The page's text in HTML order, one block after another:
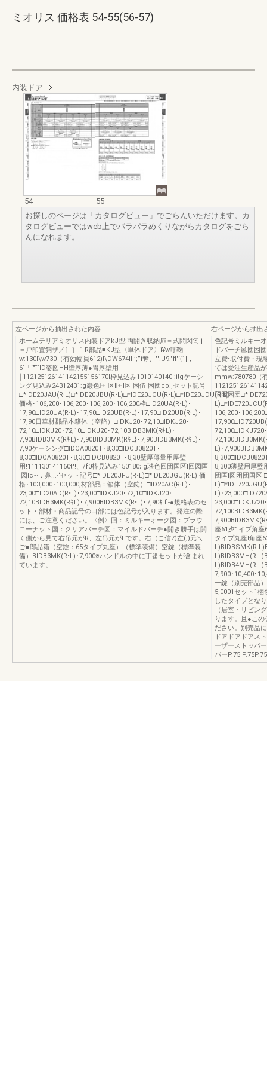
ミオリス 価格表 54-55(56-57)
内装ドア
54
55
お探しのページは「カタログビュー」でごらんいただけます。カ
タログビューではweb上でパラパラめくりながらカタログをごら
んになれます。
左ページから抽出された内容
ホームテリアミオリス内装ドアkJ型:両開き収納扉＝式問閃匂|j
＝戸印置飼ザ／］］｀R部品■KJ型〈単体ドア〉i¥w呼鞠
w:130I\w730（有効幅員612)I\DW674lII’;’’i奪、"'!U9."fl"‘{1]，
6‘「`"“`ID姿図HH壁厚薄●胃厚壁用
￨112125126141142155156170I枠見込み1010140140I:i!gケーシ
ング見込み24312431:g巌色匡l区l匡l区l困伍l困団co.,セット記号
□*IDE20JAU(R·L)□*IDE20JBU(R•L)□*IDE20JCU(R•L)□*IDE20JDU(R·L)
価格･106,200･106,200･106,200･106,200枠□ID20UA(R•L)･
17,90□ID20UA(R·L)･17,90□ID20UB(R·L)･17,90□ID20UB(R·L)･
17,90日華材郡晶本籍体（空餡）□IDKJ20･72,10□IDKJ20･
72,10□IDKJ20･72,10□IDKJ20･72,10BIDB3MK(RｷL)･
7,90BIDB3MK(RｷL)･7,90BIDB3MK(RｷL}･7,90BIDB3MK(RｷL)･
7,90ケーシング□IDCA0820T･8,30□IDCB0820T･
8,30□IDCA0820T･8,30□IDCB0820T･8,30壁厚薄量用厚璧
用!111130141160t'!、/f0枠見込み150180;'g琺色回団国区l回図匡
l図Ic~．鼻...·‘セット記号□*IDE20JFU(R•L)□*IDE20JGU(R·L)I価
格･103,000･103,000,材部品：箱体（空錠）□ID20AC(R·L)･
23,00□ID20AD(R•L)･23,00□IDKJ20･72,10□IDKJ20･
72,10BIDB3MK(RｷL)･7,900BIDB3MK(R•L)･7,90ｷ:fi-●規格表のセ
ット・部材・商品記号の口部には色記号が入ります。発注の際
には、ご注意ください。〈例〉回：ミルキーオーク図：ブラウ
ニーナット国：クリアバーチ図：マイルドバーチ●開き勝手は開
く側から見て右吊元がR、左吊元がLです。右（こ信7)左(;)元＼
ご■郎品箱（空錠：65タイプ丸座）（標準装備）空錠（標準装
備）BIDB3MK(R•L)･7,900※ハンドルの中に丁番セットが含まれ
ています。
右ページから抽出
色記号ミルキー
ドバーチ邑団困
立費•取付費・現
ては受注生産品
mmw:780780（
国困困団
106,200･
72,100□IDKJ720
L)･
8,300薄壁用厚璧
団匡l図困団国区
L)･
23,000□IDKJ720
座61夕1イプ角
タイプ丸座l角座
L)BIDBSMK(R-
L)BIDB3MH(R-
L)BIDB4MH(R-
7,900･10,400･
ー錠（別売部品
5,0001セット1
したタイプとな
（居室・リビン
ります。且●こ
ださい。別売品
ドアドアドアス
ーザーストッパ
パー